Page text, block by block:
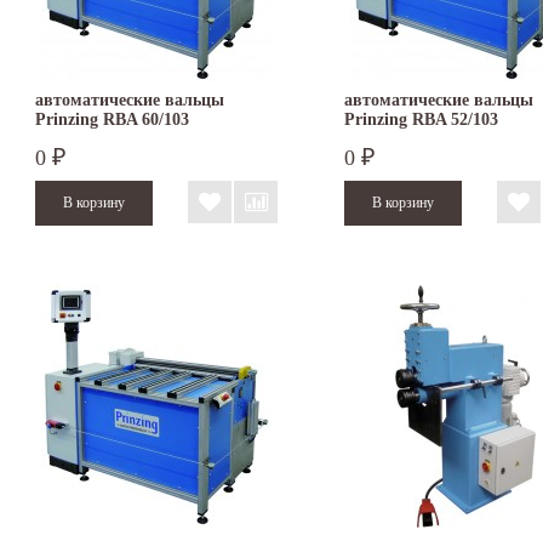
автоматические вальцы
Prinzing RBA 60/103
0 ₽
автоматические вальцы
Prinzing RBA 52/103
0 ₽